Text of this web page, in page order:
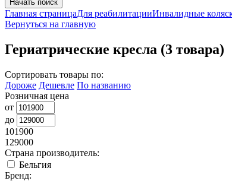
Начать поиск
Главная страницаДля реабилитацииИнвалидные
Вернуться на главную
Гериатрические кресла (3 товара)
Сортировать товары по:
Дороже Дешевле По названию
Розничная цена
от
до
101900
129000
Страна производитель:
Бельгия
Бренд: